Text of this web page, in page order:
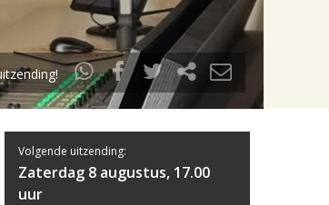
Volgende uitzending:
Zaterdag 8 augustus, 17.00
uur